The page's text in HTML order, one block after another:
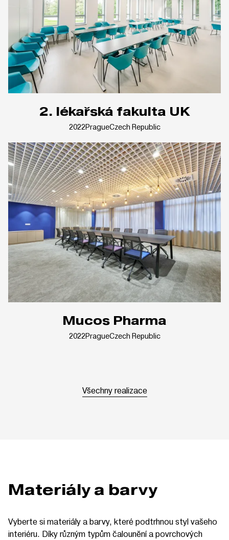
2. lékařská fakulta UK
2022PragueCzech Republic
Mucos Pharma
2022PragueCzech Republic
Všechny realizace
Materiály a barvy
Vyberte si materiály a barvy, které podtrhnou styl vašeho
interiéru. Díky různým typům čalounění a povrchových